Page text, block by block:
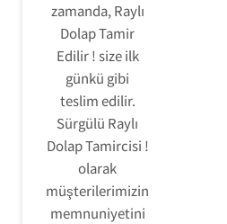
zamanda, Raylı
Dolap Tamir
Edilir ! size ilk
günkü gibi
teslim edilir.
Sürgülü Raylı
Dolap Tamircisi !
olarak
müşterilerimizin
memnuniyetini